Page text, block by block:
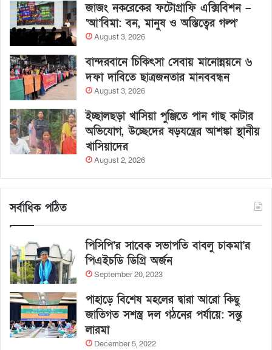
জাজং নকরেকের ফটোগ্রাফি এক্সিবিশন –
‘আ’বিমা: বন, মানুষ ও অস্তিত্বের গল্প’
August 3, 2026
বান্দরবানে চিকিৎসা সেবায় মানোন্নয়নে ৬
দফা দাবিতে ছাত্রজনতার মানববন্ধন
August 3, 2026
ইচ্ছালছড়া খাসিয়া পুঞ্জিতে পান গাছ কাটার
অভিযোগ, উচ্ছেদের ষড়যন্ত্রের আশঙ্কা স্থানীয়
খাসিয়াদের
August 2, 2026
সর্বাধিক পঠিত
পিসিপি’র সাবেক সভাপতি বাবলু চাকমা’র
পিএইচডি ডিগ্রি অর্জন
September 20, 2023
পাহাড়ে বিশেষ মহলের দ্বারা আরো কিছু
জাতিগত সশস্ত্র দল গঠনের পর্যায়ে: সন্তু
লারমা
December 5, 2022